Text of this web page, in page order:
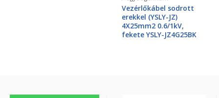
Vezérlőkábel sodrott
erekkel (YSLY-JZ)
4X25mm2 0.6/1kV,
fekete YSLY-JZ4G25BK